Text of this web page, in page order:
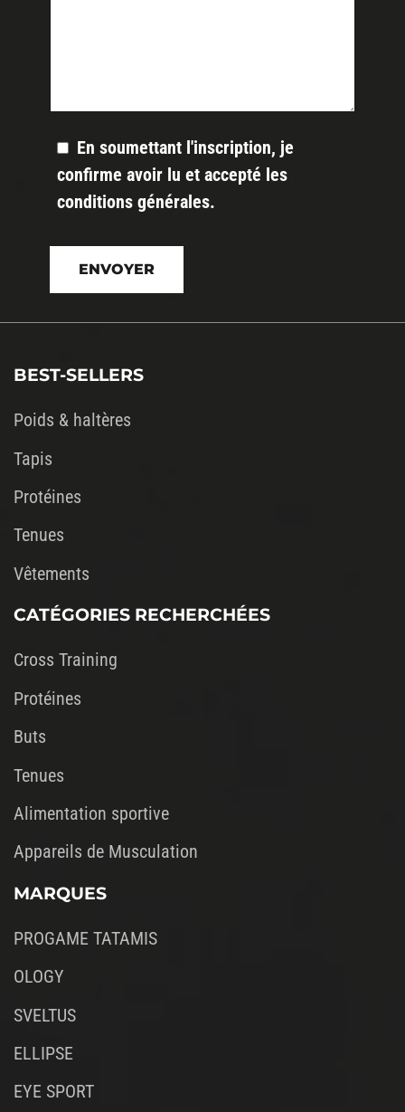
En soumettant l'inscription, je
confirme avoir lu et accepté les
conditions générales.
Veuillez
laisser
ce
champ
BEST-SELLERS
Poids & haltères
Tapis
Protéines
Tenues
Vêtements
CATÉGORIES RECHERCHÉES
Cross Training
Protéines
Buts
Tenues
Alimentation sportive
Appareils de Musculation
MARQUES
PROGAME TATAMIS
OLOGY
SVELTUS
ELLIPSE
EYE SPORT